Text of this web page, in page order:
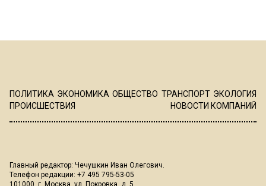
ПОЛИТИКА ЭКОНОМИКА ОБЩЕСТВО ТРАНСПОРТ ЭКОЛОГИЯ
ПРОИСШЕСТВИЯ
НОВОСТИ КОМПАНИЙ
Главный редактор: Чечушкин Иван Олегович.
Телефон редакции: +7 495 795-53-05
101000, г. Москва, ул. Покровка, д. 5